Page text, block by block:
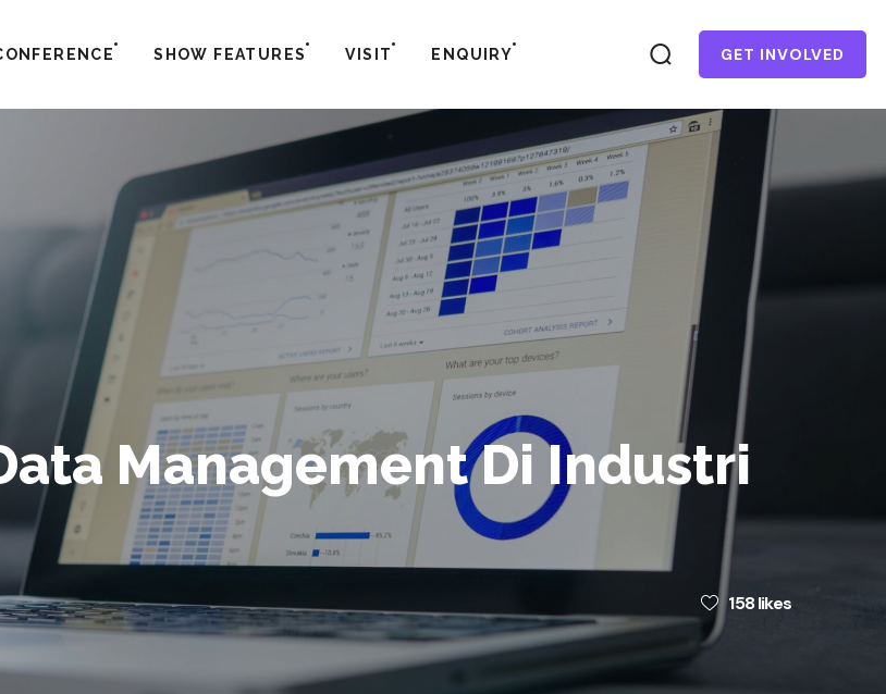
SHOW FEATURES VISIT ENQUIRY GET INVOLVED
Management Di Industri
158likes